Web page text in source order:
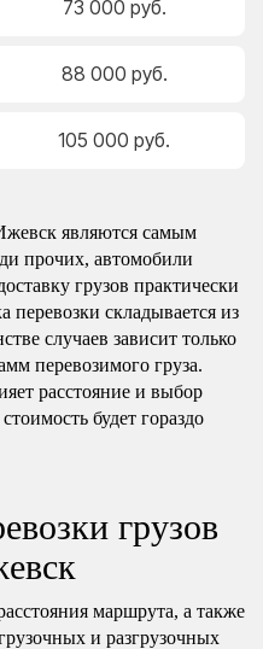
73 000 руб.
88 000 руб.
105 000 руб.
являются самым
прочих, автомобили
грузов практически
складывается из
случаев зависит только
перевозимого груза.
расстояние и выбор
будет гораздо
грузов
маршрута, а также
и разгрузочных